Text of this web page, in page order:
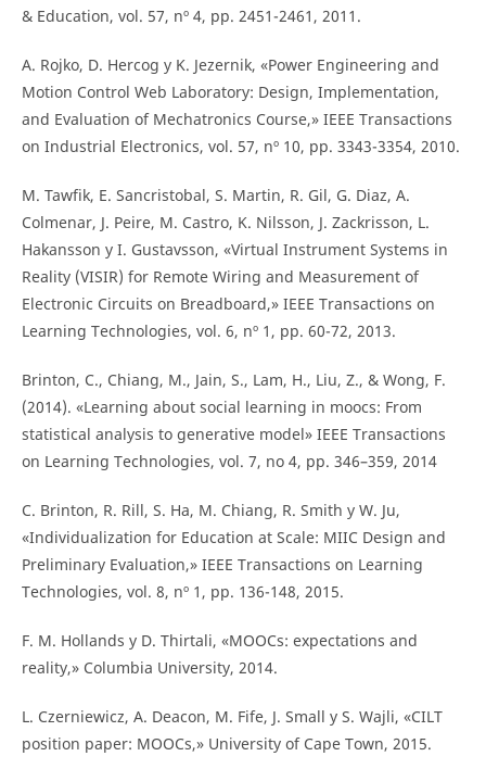
& Education, vol. 57, nº 4, pp. 2451-2461, 2011.
A. Rojko, D. Hercog y K. Jezernik, «Power Engineering and
Motion Control Web Laboratory: Design, Implementation,
and Evaluation of Mechatronics Course,» IEEE Transactions
on Industrial Electronics, vol. 57, nº 10, pp. 3343-3354, 2010.
M. Tawfik, E. Sancristobal, S. Martin, R. Gil, G. Diaz, A.
Colmenar, J. Peire, M. Castro, K. Nilsson, J. Zackrisson, L.
Hakansson y I. Gustavsson, «Virtual Instrument Systems in
Reality (VISIR) for Remote Wiring and Measurement of
Electronic Circuits on Breadboard,» IEEE Transactions on
Learning Technologies, vol. 6, nº 1, pp. 60-72, 2013.
Brinton, C., Chiang, M., Jain, S., Lam, H., Liu, Z., & Wong, F.
(2014). «Learning about social learning in moocs: From
statistical analysis to generative model» IEEE Transactions
on Learning Technologies, vol. 7, no 4, pp. 346–359, 2014
C. Brinton, R. Rill, S. Ha, M. Chiang, R. Smith y W. Ju,
«Individualization for Education at Scale: MIIC Design and
Preliminary Evaluation,» IEEE Transactions on Learning
Technologies, vol. 8, nº 1, pp. 136-148, 2015.
F. M. Hollands y D. Thirtali, «MOOCs: expectations and
reality,» Columbia University, 2014.
L. Czerniewicz, A. Deacon, M. Fife, J. Small y S. Wajli, «CILT
position paper: MOOCs,» University of Cape Town, 2015.